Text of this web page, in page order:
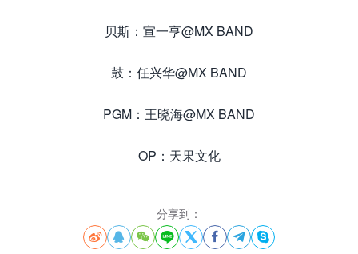
贝斯：宣一亨@MX BAND
鼓：任兴华@MX BAND
PGM：王晓海@MX BAND
OP：天果文化
分享到：
       